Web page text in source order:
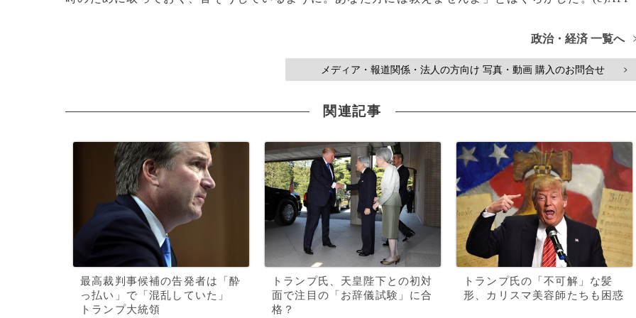
政治・経済 一覧へ
メディア・報道関係・法人の方向け 写真・動画 購入のお問合せ >
関連記事
最高裁判事候補の告発者は「酔
っ払い」で「混乱していた」
トランプ大統領
トランプ氏、天皇陛下との初対
面で注目の「お辞儀試験」に合
格？
トランプ氏の「不可解」な髪
形、カリスマ美容師たちも困惑